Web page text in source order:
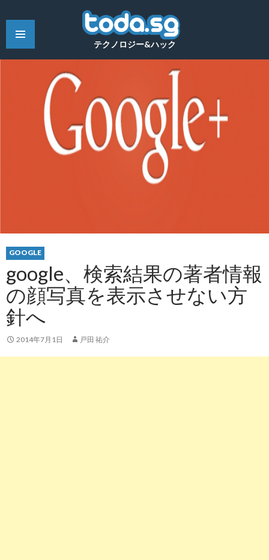
テクノロジー&ハック
GOOGLE
google、検索結果の著者情報
の顔写真を表示させない方
針へ
2014年7月1日 戸田 祐介